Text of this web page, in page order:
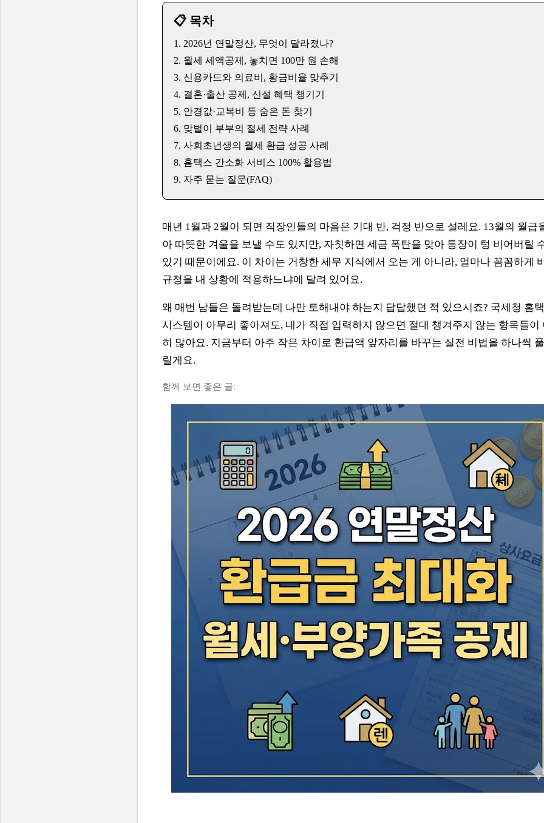
📋 목차
1. 2026년 연말정산, 무엇이 달라졌나?
2. 월세 세액공제, 놓치면 100만 원 손해
3. 신용카드와 의료비, 황금비율 맞추기
4. 결혼·출산 공제, 신설 혜택 챙기기
5. 안경값·교복비 등 숨은 돈 찾기
6. 맞벌이 부부의 절세 전략 사례
7. 사회초년생의 월세 환급 성공 사례
8. 홈택스 간소화 서비스 100% 활용법
9. 자주 묻는 질문(FAQ)
매년 1월과 2월이 되면 직장인들의 마음은 기대 반, 걱정 반으로 설레요. 13월의 월급
아 따뜻한 겨울을 보낼 수도 있지만, 자칫하면 세금 폭탄을 맞아 통장이 텅 비어버릴
있기 때문이에요. 이 차이는 거창한 세무 지식에서 오는 게 아니라, 얼마나 꼼꼼하게
규정을 내 상황에 적용하느냐에 달려 있어요.
왜 매번 남들은 돌려받는데 나만 토해내야 하는지 답답했던 적 있으시죠? 국세청 홈
시스템이 아무리 좋아져도, 내가 직접 입력하지 않으면 절대 챙겨주지 않는 항목들이
히 많아요. 지금부터 아주 작은 차이로 환급액 앞자리를 바꾸는 실전 비법을 하나씩
릴게요.
함께 보면 좋은 글: